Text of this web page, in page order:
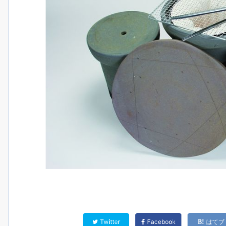
Twitter Facebook はてブ